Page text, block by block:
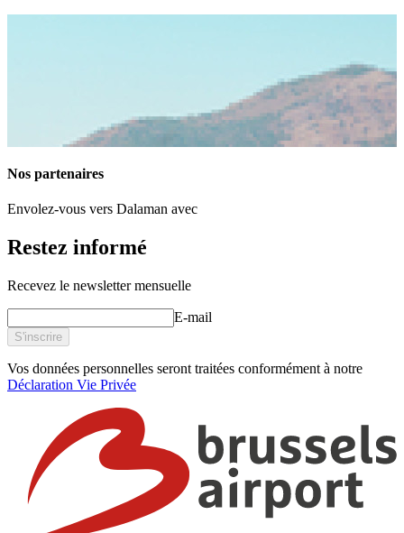
Nos partenaires
Envolez-vous vers Dalaman avec
Restez informé
Recevez le newsletter mensuelle
E-mail
S'inscrire
Vos données personnelles seront traitées conformément à notre
Déclaration Vie Privée